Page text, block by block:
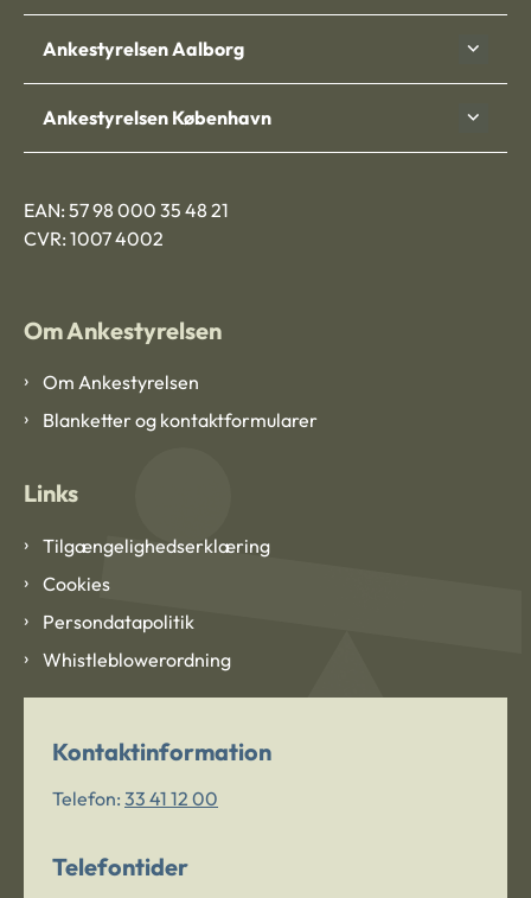
Ankestyrelsen Aalborg
Ankestyrelsen København
EAN: 57 98 000 35 48 21
CVR: 1007 4002
Om Ankestyrelsen
Om Ankestyrelsen
Blanketter og kontaktformularer
Links
Tilgængelighedserklæring
Cookies
Persondatapolitik
Whistleblowerordning
Kontaktinformation
Telefon: 33 41 12 00
Telefontider